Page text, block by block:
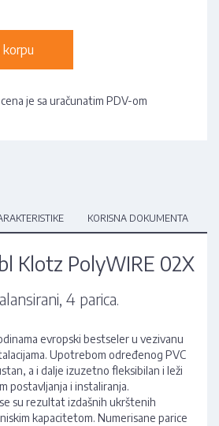
korpu
je sa uračunatim PDV-om
KORISNA DOKUMENTA
Klotz PolyWIRE 02X
4 parica.
evropski bestseler u vezivanu
Upotrebom određenog PVC
a i dalje izuzetno fleksibilan i leži
postavljanja i instaliranja.
su rezultat izdašnih ukrštenih
kapacitetom. Numerisane parice